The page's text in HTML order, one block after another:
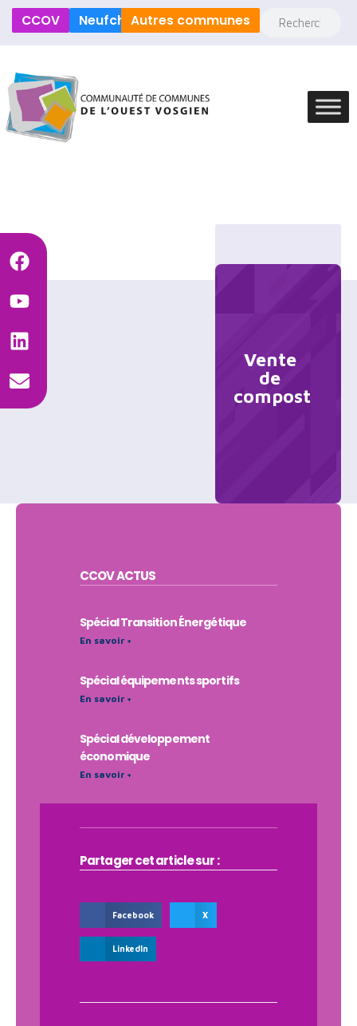
CCOV NeufchâteauAutres communes
Vente
de
compost
CCOVACTUS
Spécial Transition Énergétique
En savoir +
Spécial équipements sportifs
En savoir +
Spécial développement
économique
En savoir +
Partager cet article sur :
Facebook X
LinkedIn